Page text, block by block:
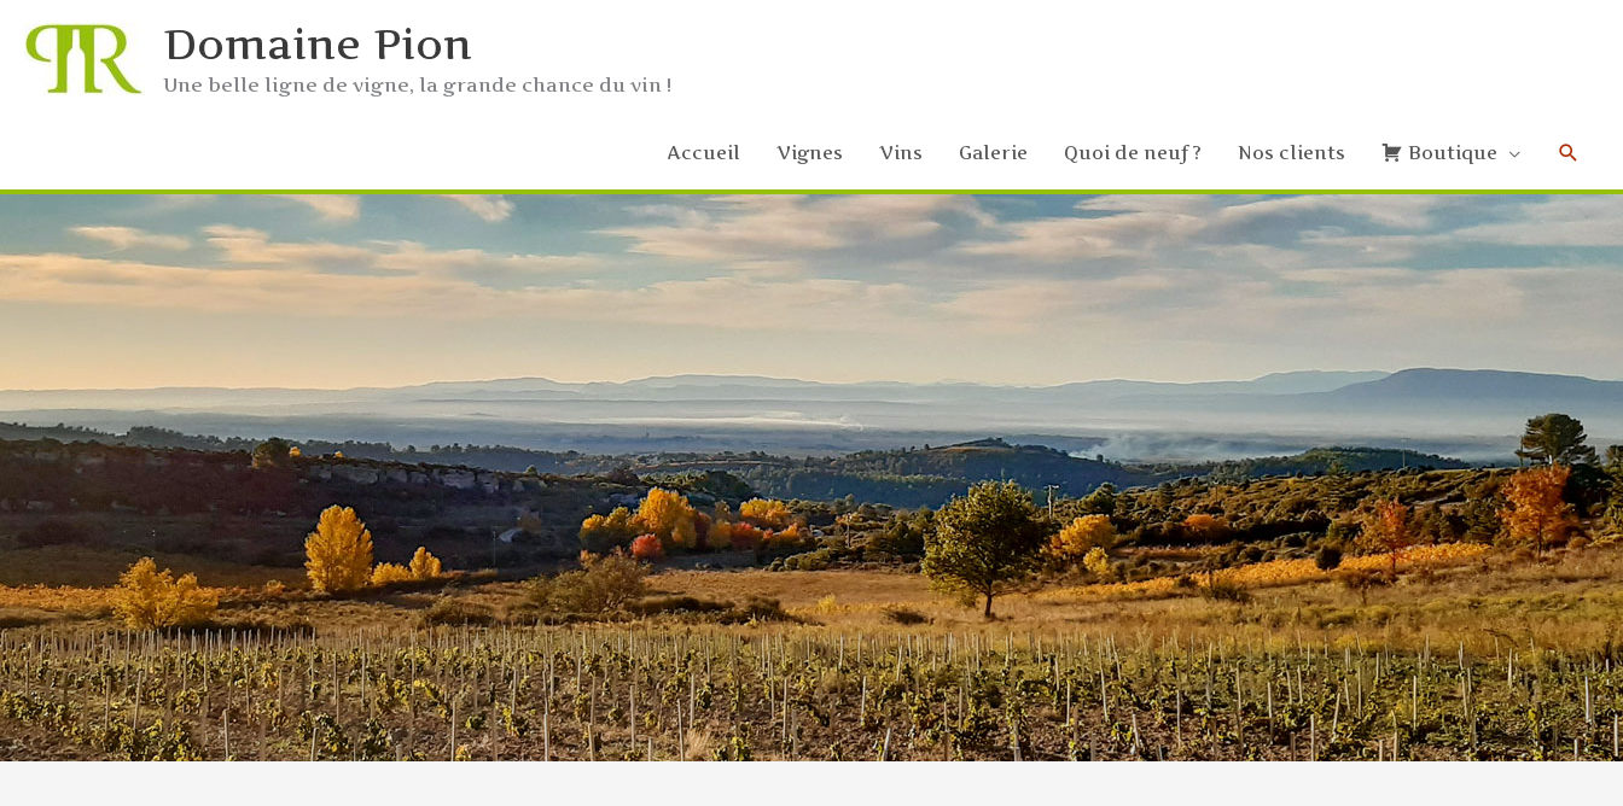
contenu
Domaine Pion
Une belle ligne de vigne, la grande chance du vin !
Accueil Vignes Vins Galerie Quoi de neuf ? Nos clients Boutique